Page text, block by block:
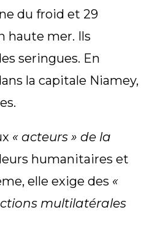
du froid et 29
haute mer. Ils
seringues. En
la capitale Niamey,
« acteurs » de la
humanitaires et
elle exige des «
multilatérales